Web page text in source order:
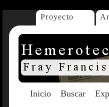
Proyecto
Inicio Buscar